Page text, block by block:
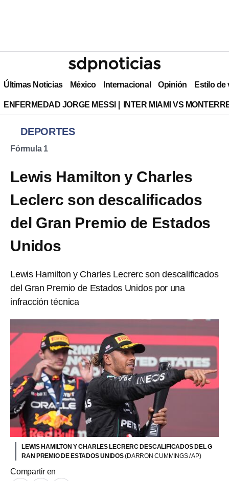
Últimas Noticias México Internacional Opinión Estilo de
ENFERMEDAD JORGE MESSI INTER MIAMI VS
DEPORTES
Fórmula 1
Lewis Hamilton y Charles
Leclerc son descalificados
del Gran Premio de Estados
Unidos
Lewis Hamilton y Charles Lecrerc son descalificados
del Gran Premio de Estados Unidos por una
infracción técnica
LEWIS HAMILTON Y CHARLES LECRERC DESCALIFICADOS DEL G
RAN PREMIO DE ESTADOS UNIDOS(DARRON CUMMINGS / AP)
Compartir en